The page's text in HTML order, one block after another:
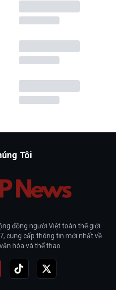
Tôi
đồng người Việt toàn thế giới.
cung cấp thông tin mới nhất về
hóa và thể thao.